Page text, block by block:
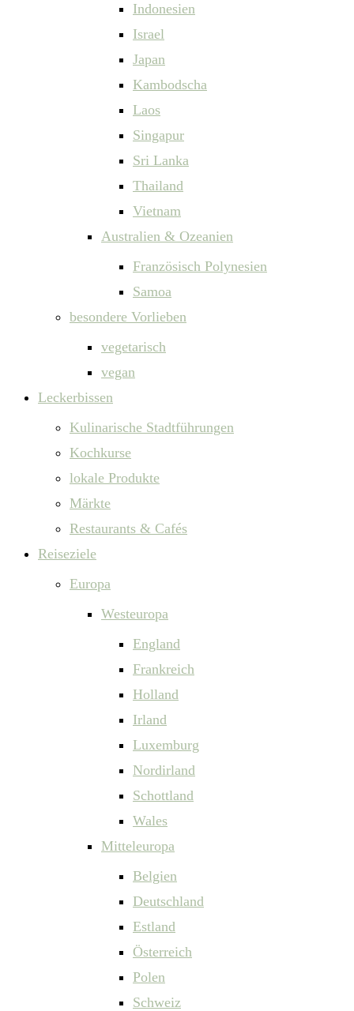
Indonesien
Israel
Japan
Kambodscha
Laos
Singapur
Sri Lanka
Thailand
Vietnam
Australien & Ozeanien
Französisch Polynesien
Samoa
besondere Vorlieben
vegetarisch
vegan
Leckerbissen
Kulinarische Stadtführungen
Kochkurse
lokale Produkte
Märkte
Restaurants & Cafés
Reiseziele
Europa
Westeuropa
England
Frankreich
Holland
Irland
Luxemburg
Nordirland
Schottland
Wales
Mitteleuropa
Belgien
Deutschland
Estland
Österreich
Polen
Schweiz